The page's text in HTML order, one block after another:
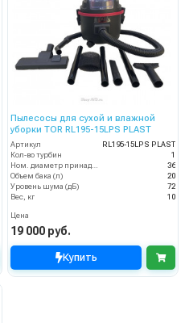
Пылесосы для сухой и влажной
уборки TOR RL195-15LPS PLAST
Артикул
RL195-15LPS PLAST
Кол-во турбин
1
36
Объем бака (л)
20
Уровень шума (дБ)
72
Вес, кг
10
Цена
19 000 руб.
Купить